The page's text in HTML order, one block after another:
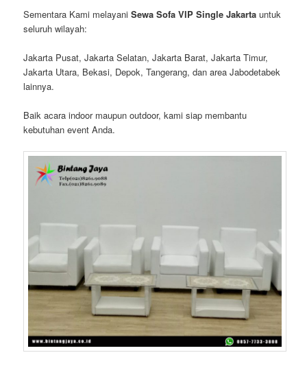
Sementara Kami melayaniSewa Sofa VIP Single Jakarta untuk
seluruh wilayah:
Jakarta Pusat, Jakarta Selatan, Jakarta Barat, Jakarta Timur,
Jakarta Utara, Bekasi, Depok, Tangerang, dan area Jabodetabek
lainnya.
Baik acara indoor maupun outdoor, kami siap membantu
kebutuhan event Anda.